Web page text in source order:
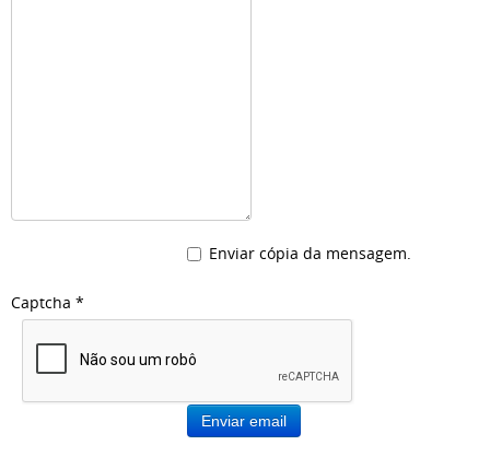
Enviar cópia da mensagem.
Captcha *
Enviar email